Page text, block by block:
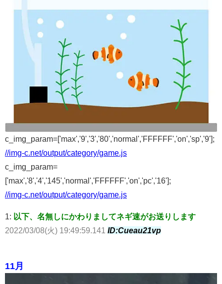
c_img_param=['max','9','3','80','normal','FFFFFF','on','sp','9'];
//img-c.net/output/category/game.js
c_img_param=
['max','8','4','145','normal','FFFFFF','on','pc','16'];
//img-c.net/output/category/game.js
1: 以下、名無しにかわりましてネギ速がお送りします
2022/03/08(火) 19:49:59.141 ID:Cueau21vp
11月